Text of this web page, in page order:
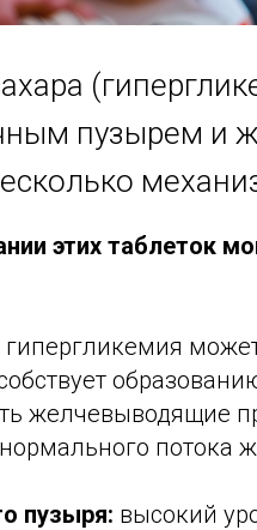
пузырем и
этих таблеток
гипергликемия
желчевыводящие
потока
пузыря: высокий